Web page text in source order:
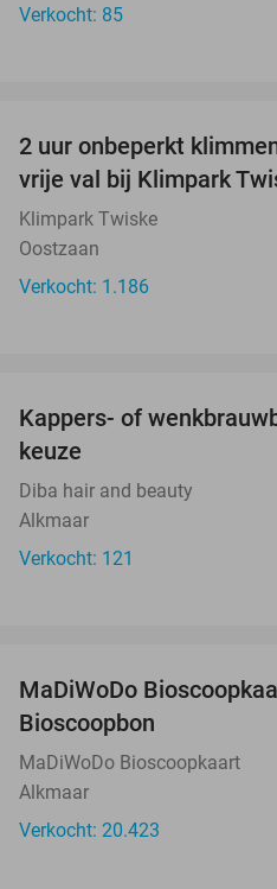
Verkocht: 85
2 uur onbeperkt
vrije val bij Klimpark
Klimpark Twiske
Oostzaan
Verkocht: 1.186
Kappers- of
keuze
Diba hair and beauty
Alkmaar
Verkocht: 121
MaDiWoDo
Bioscoopbon
MaDiWoDo Bioscoopkaart
Alkmaar
Verkocht: 20.423